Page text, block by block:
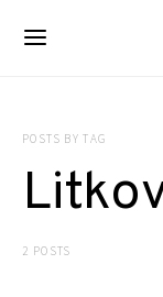
POSTS BY TAG
2 POSTS